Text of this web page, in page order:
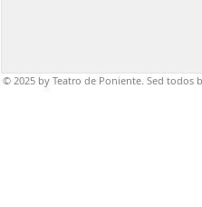
© 2025 by Teatro de Poniente. Sed todos